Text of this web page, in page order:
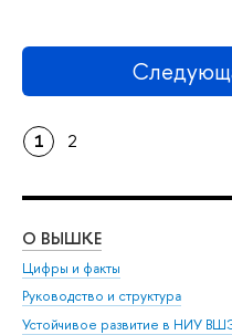
1 2
О ВЫШКЕ
Цифры и факты
Руководство и структура
Устойчивое развитие в НИУ